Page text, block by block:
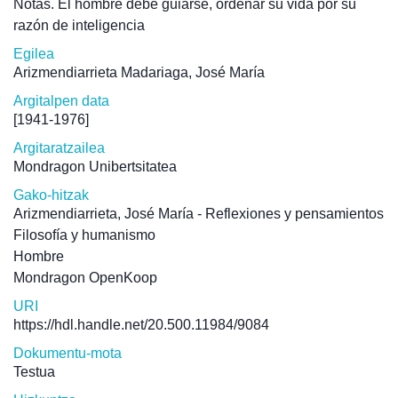
Notas. El hombre debe guiarse, ordenar su vida por su
razón de inteligencia
Egilea
Arizmendiarrieta Madariaga, José María
Argitalpen data
[1941-1976]
Argitaratzailea
Mondragon Unibertsitatea
Gako-hitzak
Arizmendiarrieta, José María - Reflexiones y pensamientos
Filosofía y humanismo
Hombre
Mondragon OpenKoop
URI
https://hdl.handle.net/20.500.11984/9084
Dokumentu-mota
Testua